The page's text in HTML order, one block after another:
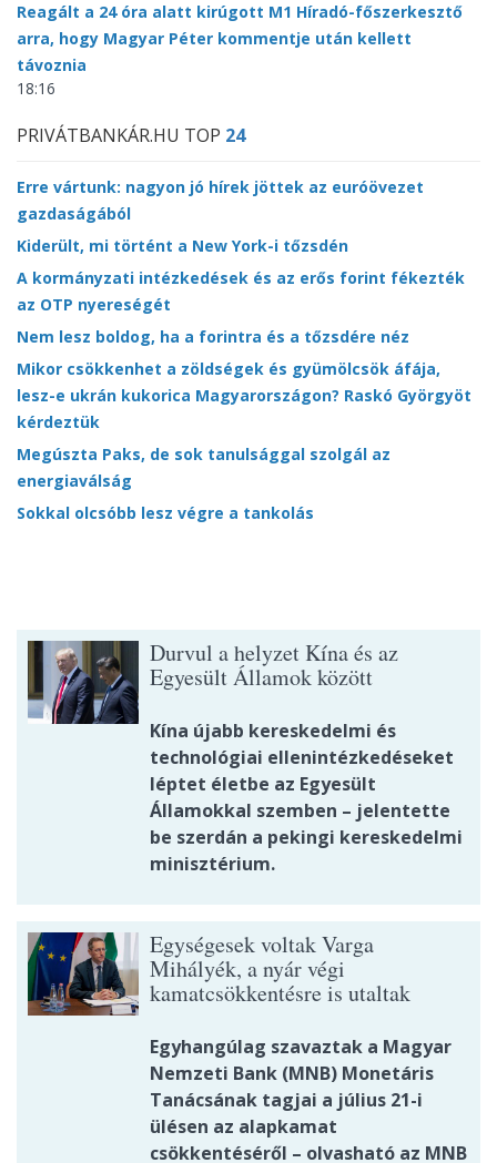
Reagált a 24 óra alatt kirúgott M1 Híradó-főszerkesztő
arra, hogy Magyar Péter kommentje után kellett
távoznia
18:16
PRIVÁTBANKÁR.HU TOP 24
Erre vártunk: nagyon jó hírek jöttek az euróövezet
gazdaságából
Kiderült, mi történt a New York-i tőzsdén
A kormányzati intézkedések és az erős forint fékezték
az OTP nyereségét
Nem lesz boldog, ha a forintra és a tőzsdére néz
Mikor csökkenhet a zöldségek és gyümölcsök áfája,
lesz-e ukrán kukorica Magyarországon? Raskó Györgyöt
kérdeztük
Megúszta Paks, de sok tanulsággal szolgál az
energiaválság
Sokkal olcsóbb lesz végre a tankolás
Durvul a helyzet Kína és az
Egyesült Államok között
Kína újabb kereskedelmi és
technológiai ellenintézkedéseket
léptet életbe az Egyesült
Államokkal szemben – jelentette
be szerdán a pekingi kereskedelmi
minisztérium.
Egységesek voltak Varga
Mihályék, a nyár végi
kamatcsökkentésre is utaltak
Egyhangúlag szavaztak a Magyar
Nemzeti Bank (MNB) Monetáris
Tanácsának tagjai a július 21-i
ülésen az alapkamat
csökkentéséről – olvasható az MNB